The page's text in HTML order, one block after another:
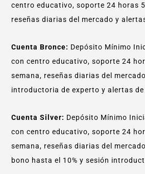
centro educativo, soporte 24 horas
reseñas diarias del mercado y
Cuenta Bronce: Depósito Mínimo
con centro educativo, soporte 24
semana, reseñas diarias del
introductoria de experto y alertas de
Cuenta Silver: Depósito Mínimo
con centro educativo, soporte 24
semana, reseñas diarias del
bono hasta el 10% y sesión